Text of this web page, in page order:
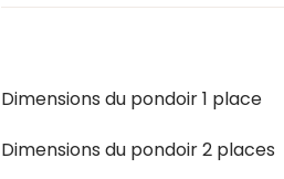
Dimensions du pondoir 1 place
Dimensions du pondoir 2 places